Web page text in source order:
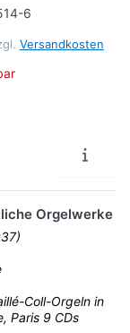
6
Versandkosten
Orgelwerke
Coll-Orgeln in
Paris 9 CDs